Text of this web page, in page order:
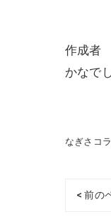
作成者
かなで
なぎさコ
< 前の